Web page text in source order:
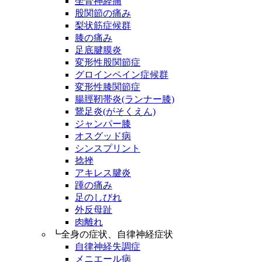
股関節の痛み
梨状筋症候群
膝の痛み
足底腱膜炎
変形性股関節症
グロインペイン症候群
変形性膝関節症
腸脛靭帯炎(ランナー膝)
鵞足炎(がそくえん)
ジャンパー膝
オスグッド病
シンスプリント
捻挫
アキレス腱炎
踵の痛み
足のしびれ
外反母趾
肉離れ
┗全身の症状、自律神経症状
自律神経失調症
メニエール病